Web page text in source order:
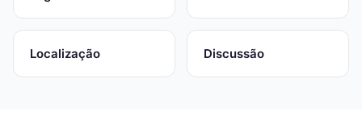
Localização Discussão